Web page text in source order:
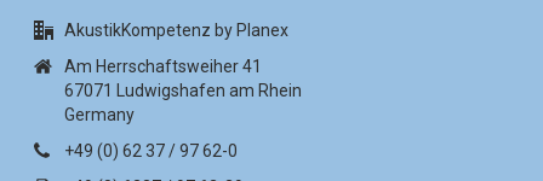
AkustikKompetenz by Planex
Am Herrschaftsweiher 41
67071 Ludwigshafen am Rhein
Germany
+49 (0) 62 37 / 97 62-0